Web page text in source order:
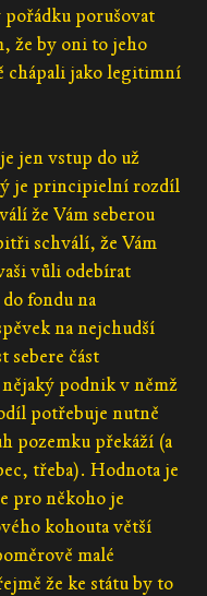
porušovat
že by oni to jeho
chápali jako legitimní
jen vstup do už
je principielní rozdíl
že Vám seberou
schválí, že Vám
vůli odebírat
fondu na
na nejchudší
sebere část
podnik v němž
potřebuje nutně
pozemku překáží (a
třeba). Hodnota je
pro někoho je
kohouta větší
malé
že ke státu by to